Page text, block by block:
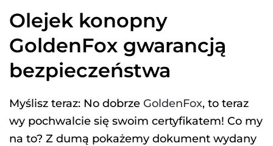
Olejek konopny
GoldenFox gwarancją
bezpieczeństwa
Myślisz teraz: No dobrze GoldenFox, to teraz
wy pochwalcie się swoim certyfikatem! Co my
na to? Z dumą pokażemy dokument wydany